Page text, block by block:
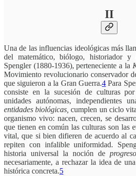
II
Una de las influencias ideológicas más
del matemático, biólogo, historiador y
Spengler (1880-1936), perteneciente a la
Movimiento revolucionario conservador
que siguieron a la Gran Guerra.4 Para
consiste en la sucesión de culturas
unidades autónomas, independientes
entidades biológicas, cumplen un ciclo
organismo vivo: nacen, crecen, se
que tienen en común las culturas son las
vital, que si bien difieren de acuerdo al
repiten con infalible uniformidad.
historia universal la noción de
necesariamente, a rechazar la idea de
histórica concreta.5